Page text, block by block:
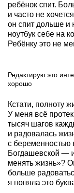
ребёнок спит.
и часто не
он спит дольше и
ноутбук себе на
Ребёнку это не
Редактирую это
хорошо
Кстати, полноту
У меня всё
тысяч шагов
и радовалась
с
Богдашевской —
менять жизнь»?
больше
я поняла это